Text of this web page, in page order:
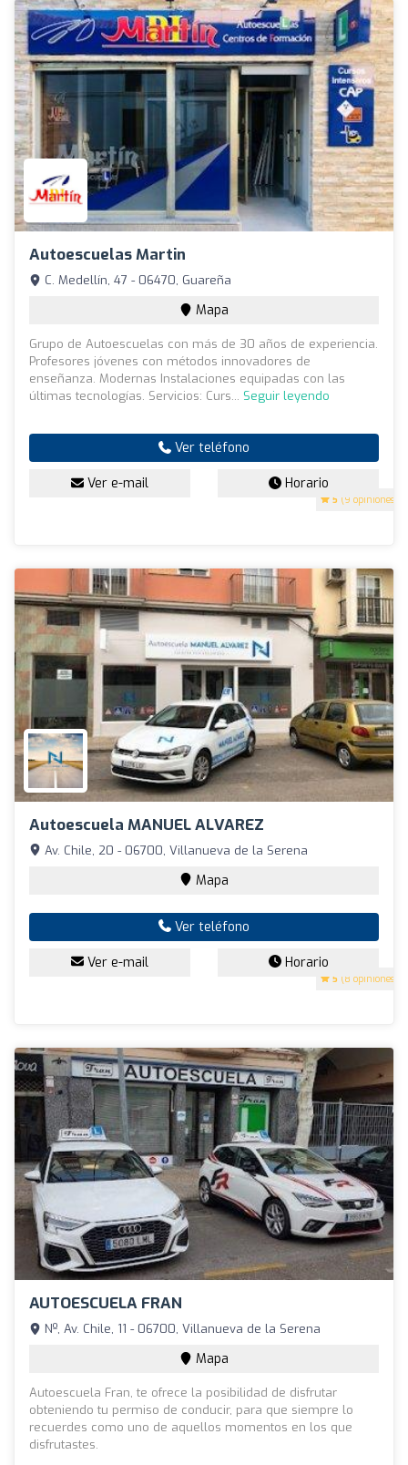
Autoescuelas Martin
5 (9 opiniones)
C. Medellín, 47 - 06470, Guareña
Mapa
Grupo de Autoescuelas con más de 30 años de experiencia.
Profesores jóvenes con métodos innovadores de
enseñanza. Modernas Instalaciones equipadas con las
últimas tecnologías. Servicios: Curs... Seguir leyendo
Ver teléfono
Ver e-mail Horario
Autoescuela MANUEL ALVAREZ
5 (8 opiniones)
Av. Chile, 20 - 06700, Villanueva de la Serena
Mapa
Ver teléfono
Ver e-mail Horario
AUTOESCUELA FRAN
Nº, Av. Chile, 11 - 06700, Villanueva de la Serena
Mapa
Autoescuela Fran, te ofrece la posibilidad de disfrutar
obteniendo tu permiso de conducir, para que siempre lo
recuerdes como uno de aquellos momentos en los que
disfrutastes.